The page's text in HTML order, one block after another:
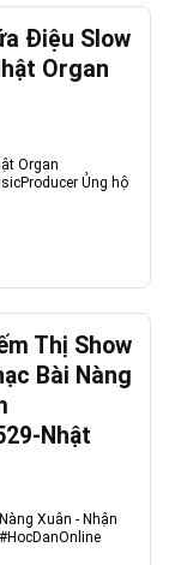
Điệu Slow
Organ
Organ
Ủng hộ
Thị Show
Bài Nàng
Nhật
Xuân - Nhận